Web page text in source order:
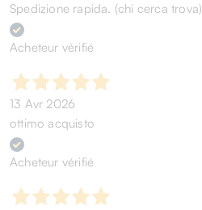
Spedizione rapida. (chi cerca trova)
Acheteur vérifié
13 Avr 2026
ottimo acquisto
Acheteur vérifié